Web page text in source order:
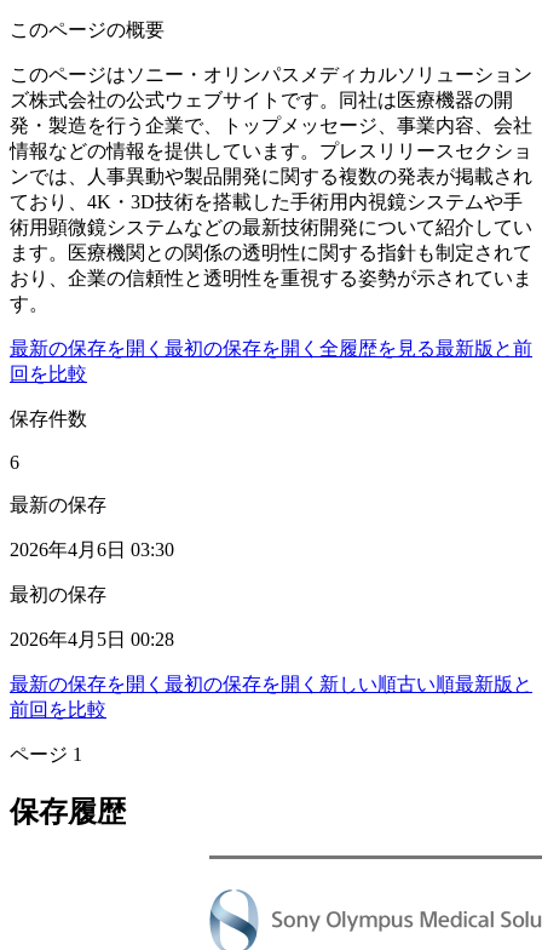
このページの概要
このページはソニー・オリンパスメディカルソリューション
ズ株式会社の公式ウェブサイトです。同社は医療機器の開
発・製造を行う企業で、トップメッセージ、事業内容、会社
情報などの情報を提供しています。プレスリリースセクショ
ンでは、人事異動や製品開発に関する複数の発表が掲載され
ており、4K・3D技術を搭載した手術用内視鏡システムや手
術用顕微鏡システムなどの最新技術開発について紹介してい
ます。医療機関との関係の透明性に関する指針も制定されて
おり、企業の信頼性と透明性を重視する姿勢が示されていま
す。
最新の保存を開く 最初の保存を開く 全履歴を見る最新版と前
回を比較
保存件数
6
最新の保存
2026年4月6日 03:30
最初の保存
2026年4月5日 00:28
最新の保存を開く 最初の保存を開く 新しい順古い順最新版と
前回を比較
ページ 1
保存履歴